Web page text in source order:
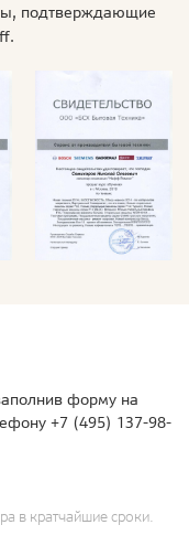
подтверждающие
форму на
+7 (495) 137-98-
в кратчайшие сроки.